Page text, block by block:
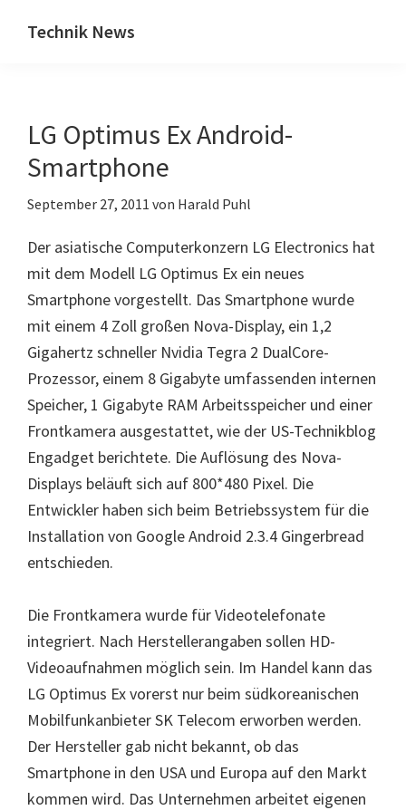
Inhalt
Seitenspalte
Technik News
IT,
Mobilfunk
Internet
LG Optimus Ex Android-
Smartphone
September 27, 2011 von Harald Puhl
Der asiatische Computerkonzern LG Electronics hat
mit dem Modell LG Optimus Ex ein neues
Smartphone vorgestellt. Das Smartphone wurde
mit einem 4 Zoll großen Nova-Display, ein 1,2
Gigahertz schneller Nvidia Tegra 2 DualCore-
Prozessor, einem 8 Gigabyte umfassenden internen
Speicher, 1 Gigabyte RAM Arbeitsspeicher und einer
Frontkamera ausgestattet, wie der US-Technikblog
Engadget berichtete. Die Auflösung des Nova-
Displays beläuft sich auf 800*480 Pixel. Die
Entwickler haben sich beim Betriebssystem für die
Installation von Google Android 2.3.4 Gingerbread
entschieden.
Die Frontkamera wurde für Videotelefonate
integriert. Nach Herstellerangaben sollen HD-
Videoaufnahmen möglich sein. Im Handel kann das
LG Optimus Ex vorerst nur beim südkoreanischen
Mobilfunkanbieter SK Telecom erworben werden.
Der Hersteller gab nicht bekannt, ob das
Smartphone in den USA und Europa auf den Markt
kommen wird. Das Unternehmen arbeitet eigenen